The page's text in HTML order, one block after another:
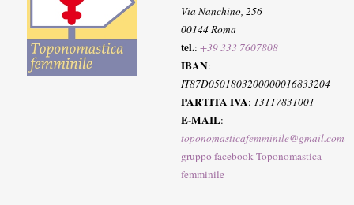
Via Nanchino, 256
00144 Roma
tel.:+39 333 7607808
IBAN:
IT87D0501803200000016833204
PARTITA IVA: 13117831001
E-MAIL:
toponomasticafemminile@gmail.com
gruppo facebook Toponomastica
femminile